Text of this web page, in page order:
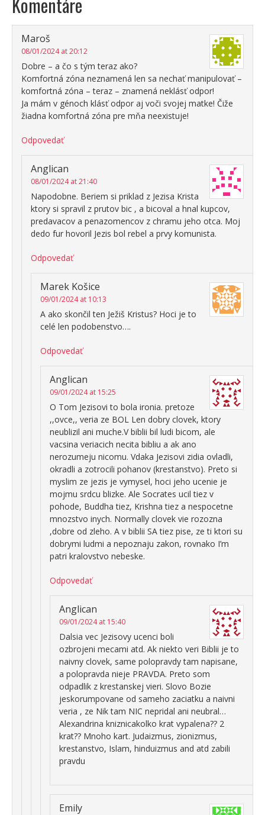
Maroš
08/01/2024 at 20:12
Dobre – a čo s tým teraz ako?
Komfortná zóna neznamená len sa nechať manipulovať –
komfortná zóna – teraz – znamená neklásť odpor!
Ja mám v génoch klásť odpor aj voči svojej matke! Čiže
žiadna komfortná zóna pre mňa neexistuje!
Odpovedať
Anglican
08/01/2024 at 21:40
Napodobne. Beriem si priklad z Jezisa Krista
ktory si spravil z prutov bic , a bicoval a hnal kupcov,
predavacov a penazomencov z chramu jeho otca. Moj
dedo fur hovoril Jezis bol rebel a prvy komunista.
Odpovedať
Marek Košice
09/01/2024 at 10:13
A ako skončil ten Ježiš Kristus? Hoci je to
celé len podobenstvo….
Odpovedať
Anglican
09/01/2024 at 15:25
O Tom Jezisovi to bola ironia. pretoze
,,ovce,, veria ze BOL Len dobry clovek, ktory
neublizil ani muche.V biblii bil ludi bicom, ale
vacsina veriacich necita bibliu a ak ano
nerozumeju nicomu. Vdaka Jezisovi zidia ovladli,
okradli a zotrocili pohanov (krestanstvo). Preto si
myslim ze jezis je vymysel, hoci jeho ucenie je
mojmu srdcu blizke. Ale Socrates ucil tiez v
pohode, Buddha tiez, Krishna tiez a nespocetne
mnozstvo inych. Normally clovek vie rozozna
,dobre od zleho. A v biblii SA tiez pise, ze ti ktori su
dobrymi ludmi a nepoznaju zakon, rovnako I’m
patri kralovstvo nebeske.
Odpovedať
Anglican
09/01/2024 at 15:40
Dalsia vec Jezisovy ucenci boli
ozbrojeni mecami atd. Ak niekto veri Biblii je to
naivny clovek, same polopravdy tam napisane,
a polopravda nieje PRAVDA. Preto som
odpadlik z krestanskej vieri. Slovo Bozie
jeskorumpovane od sameho zaciatku a naivni
veria , ze Nik tam NIC nepridal ani neubral…
Alexandrina kniznicakolko krat vypalena?? 2
krat?? Mnoho kart. Judaizmus, zionizmus,
krestanstvo, Islam, hinduizmus and atd zabili
pravdu
Emily